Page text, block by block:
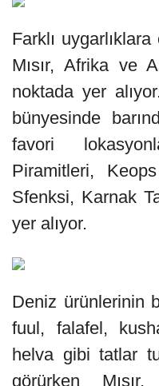
Farklı
Mısır, Afrika ve
noktada yer
bünyesinde
favori
Piramitleri,
Sfenksi, Karnak
yer alıyor.
Deniz ürünlerinin
fuul, falafel,
helva gibi tatlar
görürken